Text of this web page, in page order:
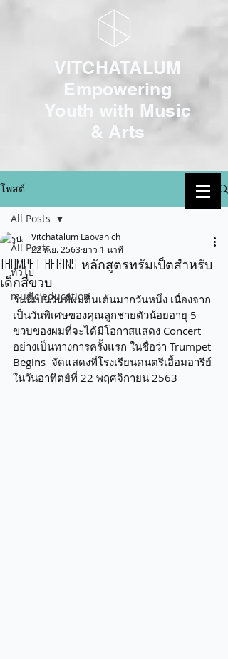
VITCHATALUM
Empowering
Youth with Music
& Arts
โพสต์
All Posts
ทั่วไป
music education
All Posts
Trumpet begins หลักสูตรทรัมเป็ตสำหรับ
เด็กสี่ขวบ
Vitchatalum Laovanich
22 พ.ย. 2563 ยาว 1 นาที
วันนี้เป็นวันที่ผมตื่นเต้นมากวันหนึ่ง เนื่องจาก
เป็นวันพิเศษของคุณลูกชายตัวน้อยอายุ 5
ขวบของผมที่จะได้มีโอกาสแสดง Concert
อย่างเป็นทางการครั้งแรก ในชื่อว่า Trumpet
Begins  จัดแสดงที่โรงเรียนดนตรีเอื้อมอารีย์
ในวันอาทิตย์ที่ 22 พฤศจิกายน 2563